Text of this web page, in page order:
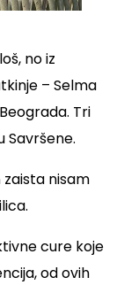
no iz
– Selma
Tri
Savršene.
zaista nisam
cure koje
od ovih